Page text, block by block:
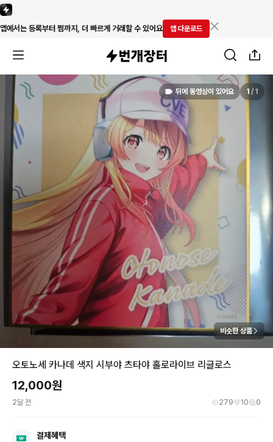
앱에서는 등록부터 찜까지, 더 빠르게 거래할 수 있어요 앱 다운로드
뒤에 동영상이 있어요 1 / 1
비슷한 상품
오토노세 카나데 색지 시부야 츠타야 홀로라이브 리글로스
12,000원
2달 전 279 10 0
결제혜택